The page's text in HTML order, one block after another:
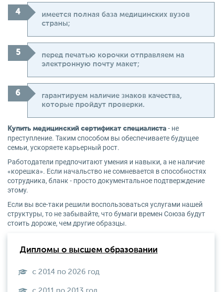
имеется полная база медицинских вузов
страны;
перед печатью корочки отправляем на
электронную почту макет;
гарантируем наличие знаков качества,
которые пройдут проверки.
Купить медицинский сертификат специалиста - не
преступление. Таким способом вы обеспечиваете будущее
семьи, ускоряете карьерный рост.
Работодатели предпочитают умения и навыки, а не наличие
«корешка». Если начальство не сомневается в способностях
сотрудника, бланк - просто документальное подтверждение
этому.
Если вы все-таки решили воспользоваться услугами нашей
структуры, то не забывайте, что бумаги времен Союза будут
стоить дороже, чем другие образцы.
Дипломы о высшем образовании
с 2014 по 2026 год